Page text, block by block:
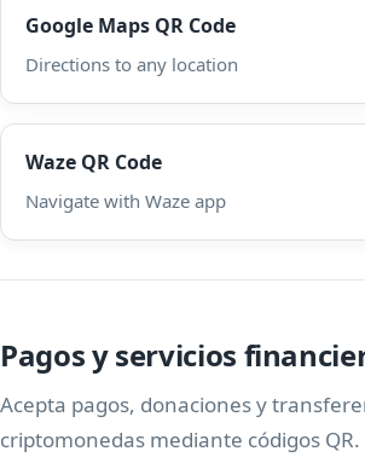
Google Maps QR Code
Directions to any location
Waze QR Code
Navigate with Waze app
Pagos y servicios
Acepta pagos, donaciones y
criptomonedas mediante códigos QR.